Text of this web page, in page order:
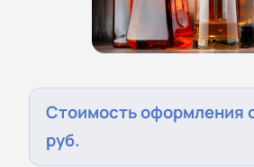
Стоимость оформления
руб.